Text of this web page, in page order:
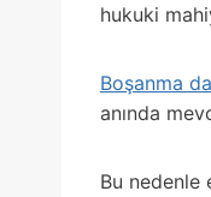
hukuki
Boşanma
anında
Bu